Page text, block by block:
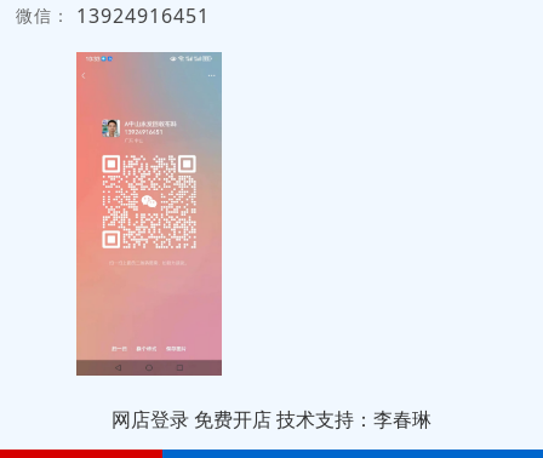
微信： 13924916451
网店登录 免费开店技术支持：李春琳